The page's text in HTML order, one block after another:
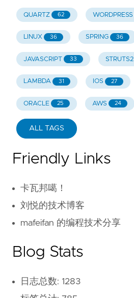
QUARTZ 62 WORDPRESS
LINUX 36 SPRING 36
JAVASCRIPT 33 STRUTS2
LAMBDA 31 IOS 27
ORACLE 25 AWS 24
ALL TAGS
Friendly Links
卡瓦邦噶！
刘悦的技术博客
mafeifan 的编程技术分享
Blog Stats
日志总数: 1283